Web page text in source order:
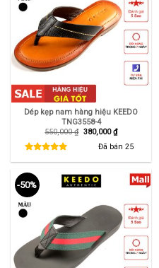
Dép kẹp nam hàng hiệu KEEDO
TNG3558-4
550,000₫ Giá
380,000₫Giá
hiện
tại
Đã bán 25
-50%